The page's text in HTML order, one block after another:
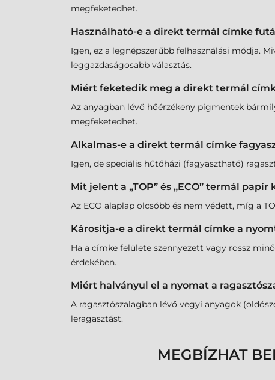
megfeketedhet.
Használható-e a direkt termál címke
Igen, ez a legnépszerűbb felhasználási módja.
leggazdaságosabb választás.
Miért feketedik meg a direkt termál
Az anyagban lévő hőérzékeny pigmentek
megfeketedhet.
Alkalmas-e a direkt termál címke
Igen, de speciális hűtőházi (fagyasztható)
Mit jelent a „TOP” és „ECO” termál
Az ECO alaplap olcsóbb és nem védett, míg a
Károsítja-e a direkt termál címke a
Ha a címke felülete szennyezett vagy rossz
érdekében.
Miért halványul el a nyomat a
A ragasztószalagban lévő vegyi anyagok
leragasztást.
MEGBÍZHAT